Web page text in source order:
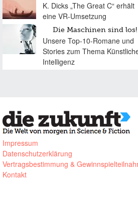
K. Dicks „The Great C“ erhält
eine VR-Umsetzung
Die Maschinen sind los!
Unsere Top-10-Romane und
Stories zum Thema
Intelligenz
Impressum
Datenschutzerklärung
Vertragsbestimmung &
Kontakt